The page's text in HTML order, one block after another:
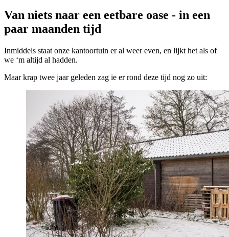
Van niets naar een eetbare oase - in een
paar maanden tijd
Inmiddels staat onze kantoortuin er al weer even, en lijkt het als of
we ‘m altijd al hadden.
Maar krap twee jaar geleden zag ie er rond deze tijd nog zo uit: